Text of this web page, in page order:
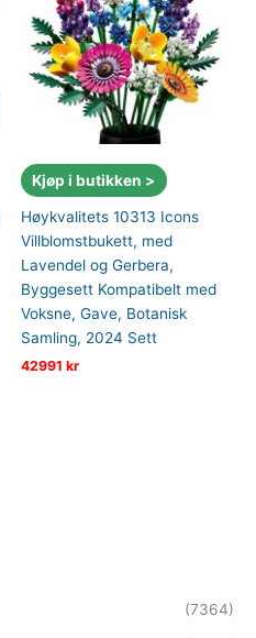
Kjøp i butikken >
Høykvalitets 10313 Icons
Villblomstbukett, med
Lavendel og Gerbera,
Byggesett Kompatibelt med
Voksne, Gave, Botanisk
Samling, 2024 Sett
42991 kr
(7364)